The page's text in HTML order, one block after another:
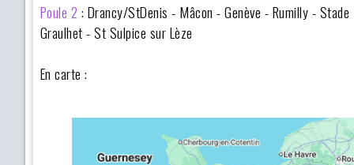
Poule 2 : Drancy/StDenis - Mâcon - Genève - Rumilly -
Graulhet - St Sulpice sur Lèze
En carte :